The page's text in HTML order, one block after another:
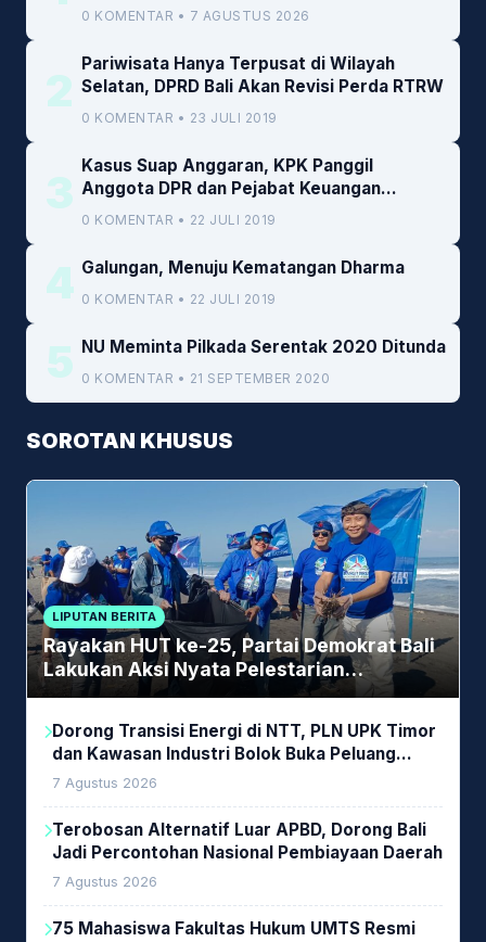
0 KOMENTAR • 7 AGUSTUS 2026
2
Pariwisata Hanya Terpusat di Wilayah
Selatan, DPRD Bali Akan Revisi Perda RTRW
0 KOMENTAR • 23 JULI 2019
3
Kasus Suap Anggaran, KPK Panggil
Anggota DPR dan Pejabat Keuangan
Kemenkeu
0 KOMENTAR • 22 JULI 2019
4 Galungan, Menuju Kematangan Dharma
0 KOMENTAR • 22 JULI 2019
5 NU Meminta Pilkada Serentak 2020 Ditunda
0 KOMENTAR • 21 SEPTEMBER 2020
SOROTAN KHUSUS
LIPUTAN BERITA
Rayakan HUT ke-25, Partai Demokrat Bali
Lakukan Aksi Nyata Pelestarian
Lingkungan
Dorong Transisi Energi di NTT, PLN UPK Timor
dan Kawasan Industri Bolok Buka Peluang
Investasi Woodchip untuk Cofiring PLTU Bolok
7 Agustus 2026
Terobosan Alternatif Luar APBD, Dorong Bali
Jadi Percontohan Nasional Pembiayaan Daerah
7 Agustus 2026
75 Mahasiswa Fakultas Hukum UMTS Resmi